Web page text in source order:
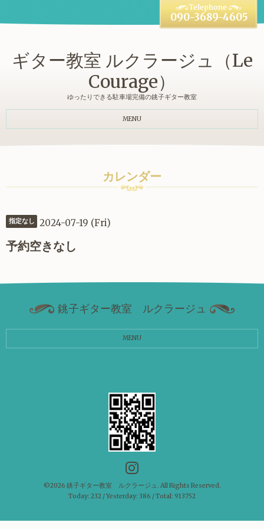
ギター教室 ルクラージュ（Le
Courage）
ゆったりできる駐車場完備の銚子ギター教室
090-3689-4605
MENU
カレンダー
指定なし 2024-07-19 (Fri)
予約空きなし
銚子ギター教室 ルクラージュ
MENU
©2026 銚子ギター教室 ルクラージュ . All Rights Reserved.
Today: 232 / Yesterday: 386 / Total: 913752